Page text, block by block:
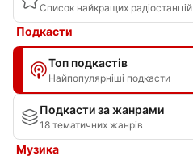
Список найкращих радіостанцій
Подкасти
Топ подкастів
Найпопулярніші подкасти
Подкасти за жанрами
18 тематичних жанрів
Музика